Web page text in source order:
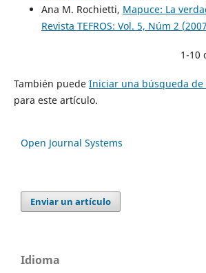
Ana M. Rochietti, Mapuce: La
Revista TEFROS: Vol. 5, Núm 2
1-10
También puede Iniciar una búsqueda
para este artículo.
Open Journal Systems
Enviar un artículo
Idioma